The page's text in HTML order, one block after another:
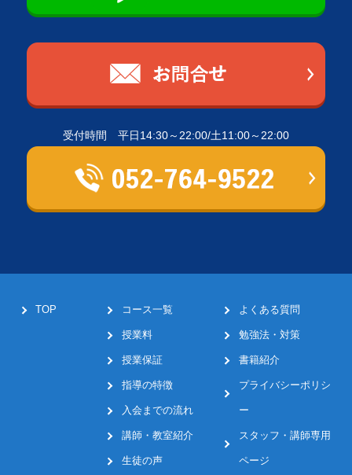
受付時間 平日14:30～22:00/土11:00～22:00
TOP コース一覧
授業料
授業保証
指導の特徴
入会までの流れ
講師・教室紹介
生徒の声
よくある質問
勉強法・対策
書籍紹介
プライバシーポリシ
ー
スタッフ・講師専用
ページ